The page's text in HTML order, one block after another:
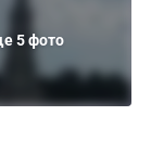
5 фото